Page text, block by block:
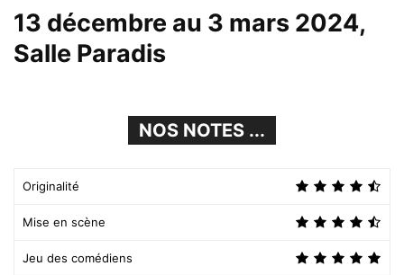
13 décembre au 3 mars 2024,
Salle Paradis
NOS NOTES ...
Originalité
Mise en scène
Jeu des comédiens